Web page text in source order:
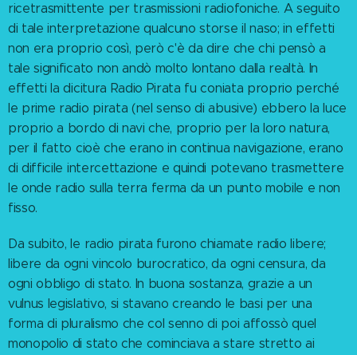
ricetrasmittente per trasmissioni radiofoniche. A seguito
di tale interpretazione qualcuno storse il naso; in effetti
non era proprio così, però c'è da dire che chi pensò a
tale significato non andò molto lontano dalla realtà. In
effetti la dicitura Radio Pirata fu coniata proprio perché
le prime radio pirata (nel senso di abusive) ebbero la luce
proprio a bordo di navi che, proprio per la loro natura,
per il fatto cioè che erano in continua navigazione, erano
di difficile intercettazione e quindi potevano trasmettere
le onde radio sulla terra ferma da un punto mobile e non
fisso.
Da subito, le radio pirata furono chiamate radio libere;
libere da ogni vincolo burocratico, da ogni censura, da
ogni obbligo di stato. In buona sostanza, grazie a un
vulnus legislativo, si stavano creando le basi per una
forma di pluralismo che col senno di poi affossò quel
monopolio di stato che cominciava a stare stretto ai